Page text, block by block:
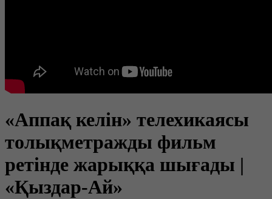
«Аппақ келін» телехикаясы
толықметражды фильм
ретінде жарыққа шығады |
«Қыздар-Ай»